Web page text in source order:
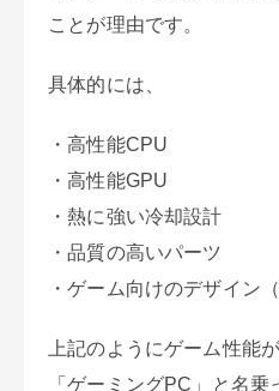
ことが理由です。
具体的には、
・高性能CPU
・高性能GPU
・熱に強い冷却設計
・品質の高いパーツ
・ゲーム向けのデザイン
上記のようにゲーム性能
「ゲーミングPC」と名乗